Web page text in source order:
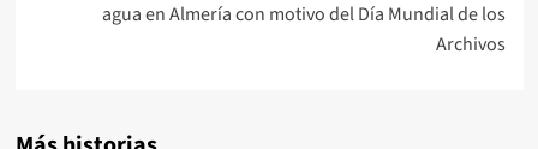
agua en Almería con motivo del Día Mundial de los
Archivos